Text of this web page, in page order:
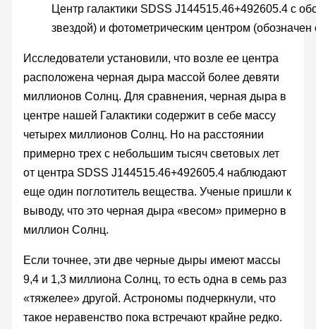
Центр галактики SDSS J144515.46+492605.4 с
звездой) и фотометрическим центром (обозначен
Исследователи установили, что возле ее центра
расположена черная дыра массой более девяти
миллионов Солнц. Для сравнения, черная дыра в
центре нашей Галактики содержит в себе массу
четырех миллионов Солнц. Но на расстоянии
примерно трех с небольшим тысяч световых лет
от центра SDSS J144515.46+492605.4 наблюдают
еще один поглотитель вещества. Ученые пришли к
выводу, что это черная дыра «весом» примерно в
миллион Солнц.
Если точнее, эти две черные дыры имеют массы
9,4 и 1,3 миллиона Солнц, то есть одна в семь раз
«тяжелее» другой. Астрономы подчеркнули, что
такое неравенство пока встречают крайне редко.